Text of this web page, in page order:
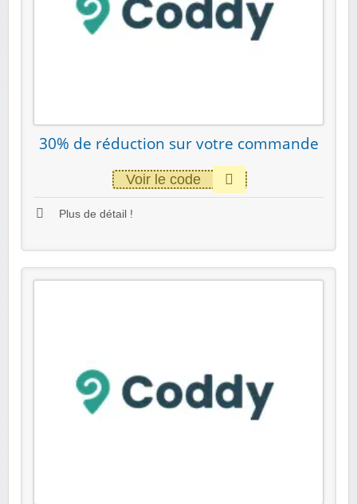
30% de réduction sur votre commande
Voir le code
Plus de détail !